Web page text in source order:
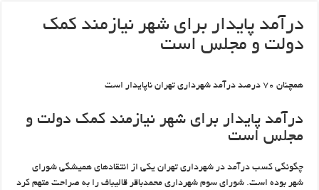
درآمد پایدار برای شهر نیازمند کمک
دولت و مجلس است
همچنان ۷۰ درصد درآمد شهرداری تهران ناپایدار است
درآمد پایدار برای شهر نیازمند کمک دولت و
مجلس است
چگونگی کسب درآمد در شهرداری تهران یکی از انتقادهای همیشگی شورای
شهر بوده است. شورای سوم شهرداری محمدباقر قالیباف را به صراحت متهم کرد